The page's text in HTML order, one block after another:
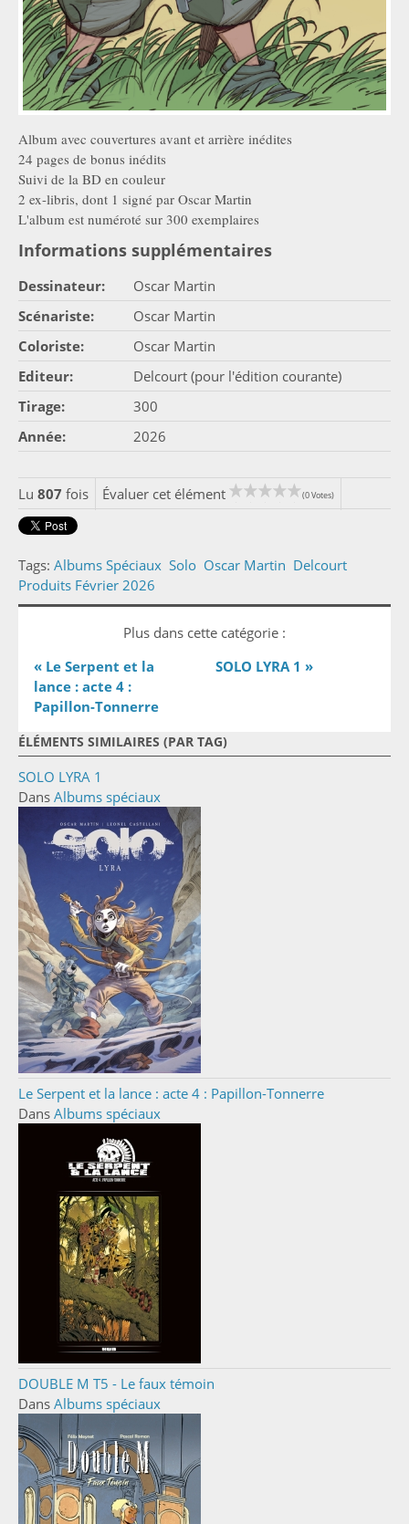
Album avec couvertures avant et arrière inédites
24 pages de bonus inédits
Suivi de la BD en couleur
2 ex-libris, dont 1 signé par Oscar Martin
L'album est numéroté sur 300 exemplaires
Informations supplémentaires
Dessinateur:
Oscar Martin
Scénariste:
Oscar Martin
Coloriste:
Oscar Martin
Editeur:
Delcourt (pour l'édition courante)
Tirage:
300
Année:
2026
Lu 807 fois Évaluer cet élément (0 Votes)
Tags: Albums Spéciaux Solo Oscar Martin Delcourt
Produits Février 2026
Plus dans cette catégorie :
« Le Serpent et la
lance : acte 4 :
Papillon-Tonnerre
SOLO LYRA 1 »
ÉLÉMENTS SIMILAIRES (PAR TAG)
SOLO LYRA 1
Dans Albums spéciaux
Le Serpent et la lance : acte 4 : Papillon-Tonnerre
Dans Albums spéciaux
DOUBLE M T5 - Le faux témoin
Dans Albums spéciaux